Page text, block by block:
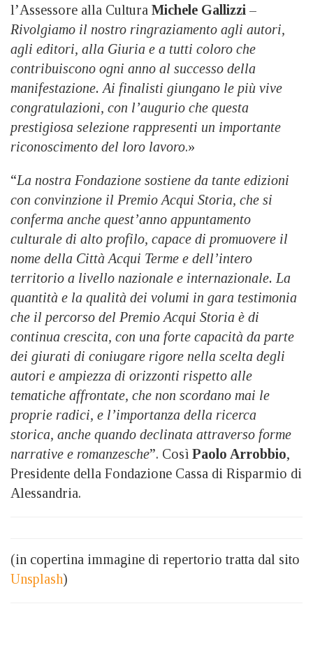
l’Assessore alla Cultura Michele Gallizzi –
Rivolgiamo il nostro ringraziamento agli autori,
agli editori, alla Giuria e a tutti coloro che
contribuiscono ogni anno al successo della
manifestazione. Ai finalisti giungano le più vive
congratulazioni, con l’augurio che questa
prestigiosa selezione rappresenti un importante
riconoscimento del loro lavoro.»
“La nostra Fondazione sostiene da tante edizioni
con convinzione il Premio Acqui Storia, che si
conferma anche quest’anno appuntamento
culturale di alto profilo, capace di promuovere il
nome della Città Acqui Terme e dell’intero
territorio a livello nazionale e internazionale. La
quantità e la qualità dei volumi in gara testimonia
che il percorso del Premio Acqui Storia è di
continua crescita, con una forte capacità da parte
dei giurati di coniugare rigore nella scelta degli
autori e ampiezza di orizzonti rispetto alle
tematiche affrontate, che non scordano mai le
proprie radici, e l’importanza della ricerca
storica, anche quando declinata attraverso forme
narrative e romanzesche”. Così Paolo Arrobbio,
Presidente della Fondazione Cassa di Risparmio di
Alessandria.
(in copertina immagine di repertorio tratta dal sito
Unsplash)